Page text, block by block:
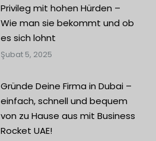
Privileg mit hohen Hürden –
Wie man sie bekommt und ob
es sich lohnt
Şubat 5, 2025
Gründe Deine Firma in Dubai –
einfach, schnell und bequem
von zu Hause aus mit Business
Rocket UAE!